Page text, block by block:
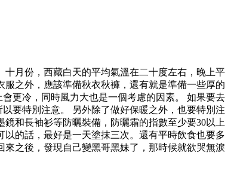
月份，西藏白天的平均氣溫在二十度左右，晚上平
之外，應該準備秋衣秋褲，還有就是準備一些厚的
更冷，同時風力大也是一個考慮的因素。 如果要去
要特別注意。 另外除了做好保暖之外，也要特別注
和長袖衫等防曬裝備，防曬霜的指數至少要30以上
的話，最好是一天塗抹三次。還有平時飲食也要多
之後，發現自己變黑哥黑妹了，那時候就欲哭無淚